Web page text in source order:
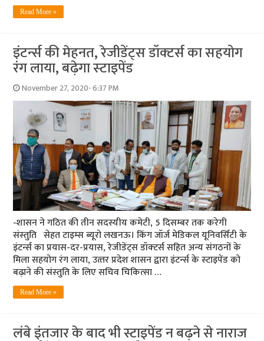
Read More »
इंटर्न्‍स की मेहनत, रेजीडेंट्स डॉक्‍टर्स का सहयोग
रंग लाया, बढ़ेगा स्‍टाइपेंड
November 27, 2020- 6:37 PM
-शासन ने गठित की तीन सदस्‍यीय कमेटी, 5 दिसम्‍बर तक करेगी
संस्‍तुति सेहत टाइम्‍स ब्‍यूरो लखनऊ। किंग जॉर्ज मेडिकल यूनिवर्सिटी के
इंटर्न्‍स का प्रयास-दर-प्रयास, रेजीडेंट्स डॉक्‍टर्स सहित अन्‍य संगठनों के
मिला सहयोग रंग लाया, उत्‍तर प्रदेश शासन द्वारा इंटर्न्‍स के स्‍टाइपेंड को
बढ़ाने की संस्‍तुति के लिए सचिव चिकित्‍सा …
Read More »
लंबे इंतजार के बाद भी स्टाइपेंड न बढ़ने से नाराज